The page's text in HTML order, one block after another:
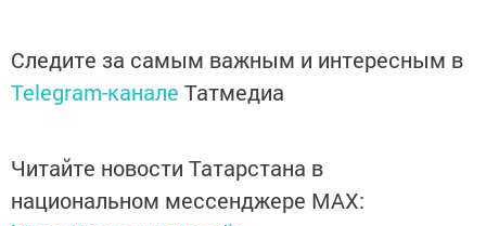
Следите за самым важным и интересным в
Telegram-канале Татмедиа
Читайте новости Татарстана в
национальном мессенджере MАХ: